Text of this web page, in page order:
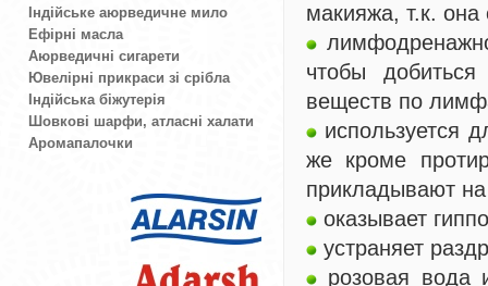
Індійське аюрведичне мило
Ефірні масла
Аюрведичні сигарети
Ювелірні прикраси зі срібла
Індійська біжутерія
Шовкові шарфи, атласні халати
Аромапалочки
макияжа, т.к. она
чтобы
веществ по
используется
же кроме
прикладывают
оказывает
устраняет
розовая вода